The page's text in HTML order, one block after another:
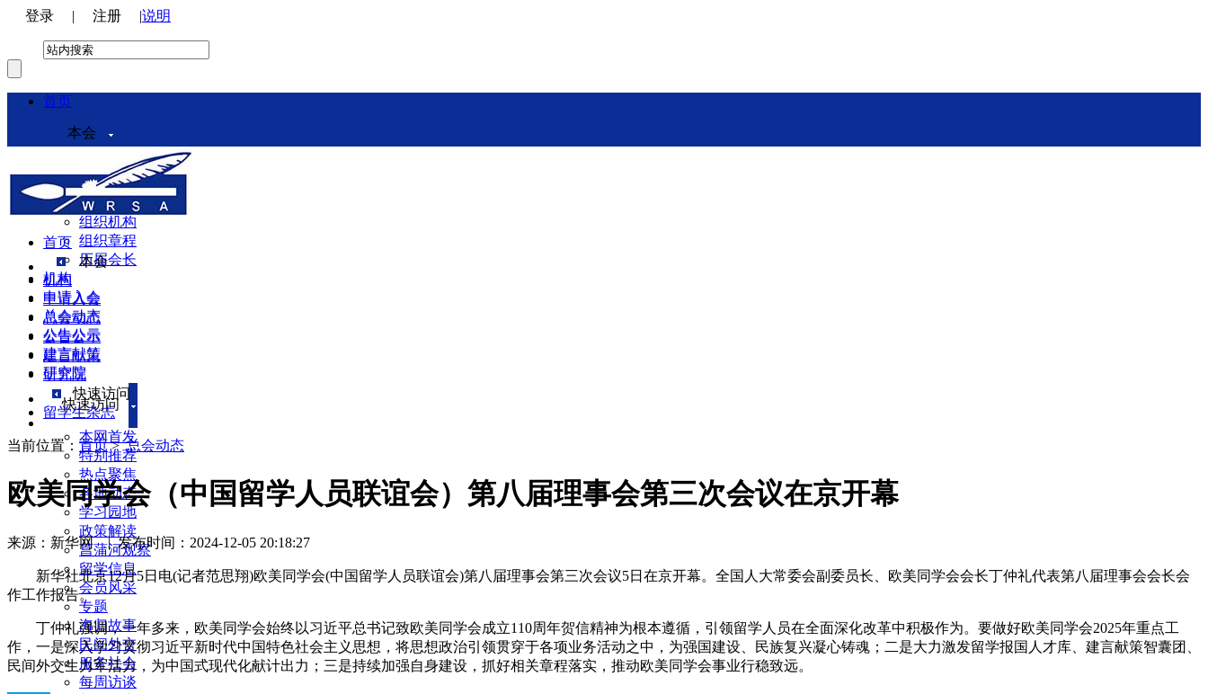
登录 | 注册 |说明
首页
本会
本会介绍
领导机构
理事会
组织机构
组织章程
历届会长
机构
申请入会
总会动态
公告公示
建言献策
研究院
快速访问
本网首发
特别推荐
热点聚焦
各地动态
学习园地
政策解读
菖蒲河观察
留学信息
会员风采
专题
海归故事
民间外交
服务社会
每周访谈
首页
本会
机构
申请入会
总会动态
公告公示
建言献策
研究院
快速访问
留学生杂志
当前位置： 首页>总会动态
欧美同学会（中国留学人员联谊会）第八届理事会第三次会议在京开幕
来源：新华网 |发布时间：2024-12-05 20:18:27
新华社北京12月5日电(记者范思翔)欧美同学会(中国留学人员联谊会)第八届理事会第三次会议5日在京开幕。全国人大常委会副委员长、欧美同学会会长丁仲礼代表第八届理事会会长会
作工作报告。
丁仲礼强调，一年多来，欧美同学会始终以习近平总书记致欧美同学会成立110周年贺信精神为根本遵循，引领留学人员在全面深化改革中积极作为。要做好欧美同学会2025年重点工
作，一是深入学习贯彻习近平新时代中国特色社会主义思想，将思想政治引领贯穿于各项业务活动之中，为强国建设、民族复兴凝心铸魂；二是大力激发留学报国人才库、建言献策智囊团、
民间外交生力军活力，为中国式现代化献计出力；三是持续加强自身建设，抓好相关章程落实，推动欧美同学会事业行稳致远。